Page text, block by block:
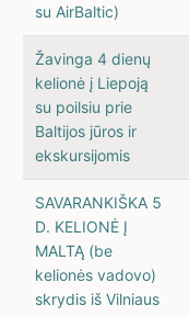
su AirBaltic)
Žavinga 4 dienų
kelionė į Liepoją
su poilsiu prie
Baltijos jūros ir
ekskursijomis
SAVARANKIŠKA 5
D. KELIONĖ Į
MALTĄ (be
kelionės vadovo)
skrydis iš Vilniaus